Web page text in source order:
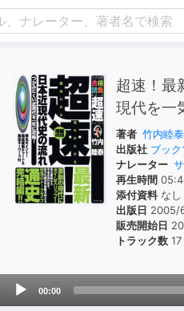
超速！最
現代を一
著者 竹内睦泰
出版社 ブック
ナレーター
再生時間
添付資料なし
出版日 2005/
販売開始日
トラック数 17
Audio
00:00